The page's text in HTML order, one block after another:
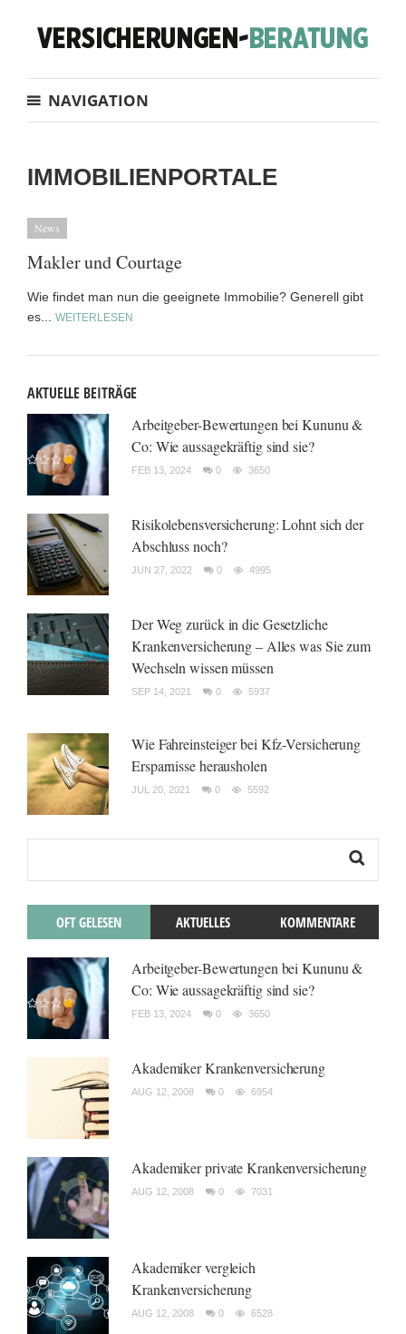
NAVIGATION
IMMOBILIENPORTALE
News
Makler und Courtage
Wie findet man nun die geeignete Immobilie? Generell gibt
es... WEITERLESEN
AKTUELLE BEITRÄGE
Arbeitgeber-Bewertungen bei Kununu &
Co: Wie aussagekräftig sind sie?
FEB 13, 2024 0 3650
Risikolebensversicherung: Lohnt sich der
Abschluss noch?
JUN 27, 2022 0 4995
Der Weg zurück in die Gesetzliche
Krankenversicherung – Alles was Sie zum
Wechseln wissen müssen
SEP 14, 2021 0 5937
Wie Fahreinsteiger bei Kfz-Versicherung
Ersparnisse herausholen
JUL 20, 2021 0 5592
OFT GELESEN AKTUELLES KOMMENTARE
Arbeitgeber-Bewertungen bei Kununu &
Co: Wie aussagekräftig sind sie?
FEB 13, 2024 0 3650
Akademiker Krankenversicherung
AUG 12, 2008 0 6954
Akademiker private Krankenversicherung
AUG 12, 2008 0 7031
Akademiker vergleich
Krankenversicherung
AUG 12, 2008 0 6528